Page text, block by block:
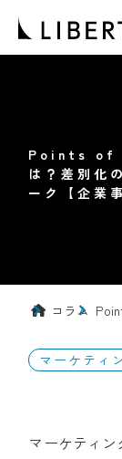
コラム
Points of
は？差別化
ーク【企業
マーケティ
マーケティ